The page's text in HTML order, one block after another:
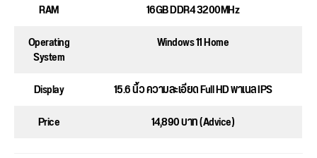
RAM
16GB DDR4 3200MHz
Operating
System
Windows 11 Home
Display
15.6 นิ้ว ความละเอียด Full HD พาเนล IPS
Price
14,890 บาท (Advice)